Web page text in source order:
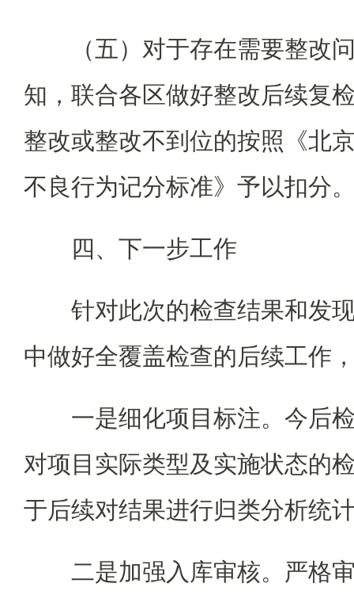
（五）对于存在需要整改
知，联合各区做好整改后续复
整改或整改不到位的按照《北
不良行为记分标准》予以扣分
四、下一步工作
针对此次的检查结果和发
中做好全覆盖检查的后续工作
一是细化项目标注。今后
对项目实际类型及实施状态的
于后续对结果进行归类分析统
二是加强入库审核。严格